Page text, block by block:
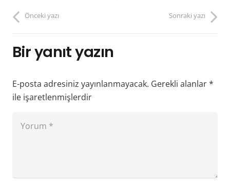
Önceki yazı Sonraki yazı
Bir yanıt yazın
E-posta adresiniz yayınlanmayacak. Gerekli alanlar*
ile işaretlenmişlerdir